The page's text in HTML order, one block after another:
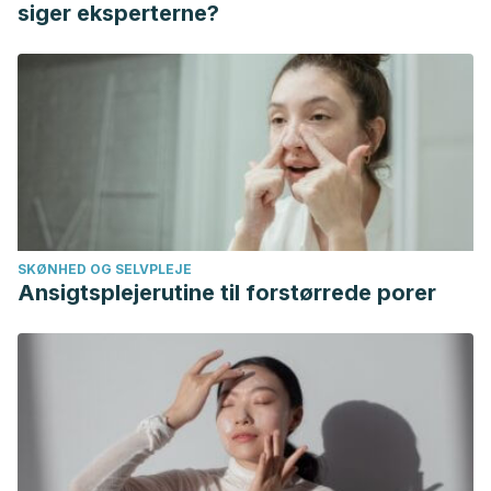
siger eksperterne?
SKØNHED OG SELVPLEJE
Ansigtsplejerutine til forstørrede porer